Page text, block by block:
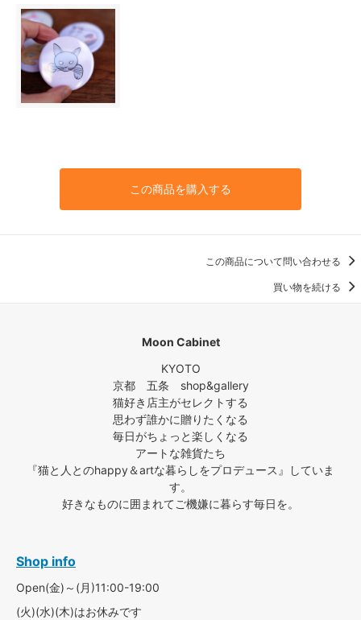
この商品を購入する
この商品について問い合わせる
買い物を続ける
Moon Cabinet
KYOTO
京都 五条 shop&gallery
猫好き店主がセレクトする
思わず誰かに贈りたくなる
毎日がちょっと楽しくなる
アートな雑貨たち
『猫と人とのhappy＆artな暮らしをプロデュース』していま
す。
好きなものに囲まれてご機嫌に暮らす毎日を。
Shop info
Open(金)～(月)11:00-19:00
(火)(水)(木)はお休みです